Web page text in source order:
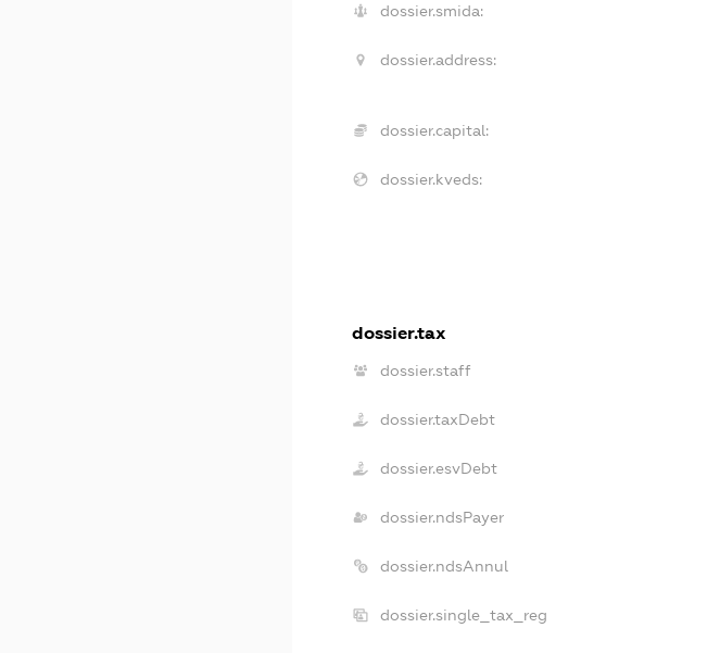
dossier.smida:
dossier.address:
dossier.capital:
dossier.kveds:
dossier.tax
dossier.staff
dossier.taxDebt
dossier.esvDebt
dossier.ndsPayer
dossier.ndsAnnul
dossier.single_tax_reg